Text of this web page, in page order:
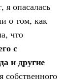
я опасалась
о том, как
что
с
и другие